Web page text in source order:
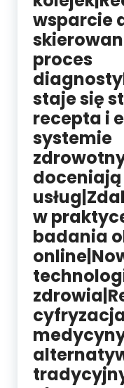
wsparcie
proces
staje się
recepta i
systemie
w
badania